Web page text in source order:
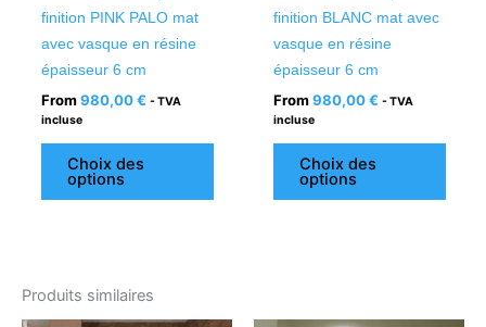
finition PINK PALO mat
avec vasque en résine
épaisseur 6 cm
From 980,00€ - TVA
incluse
Choix des
options
finition BLANC mat avec
vasque en résine
épaisseur 6 cm
From 980,00€ - TVA
incluse
Choix des
options
Produits similaires